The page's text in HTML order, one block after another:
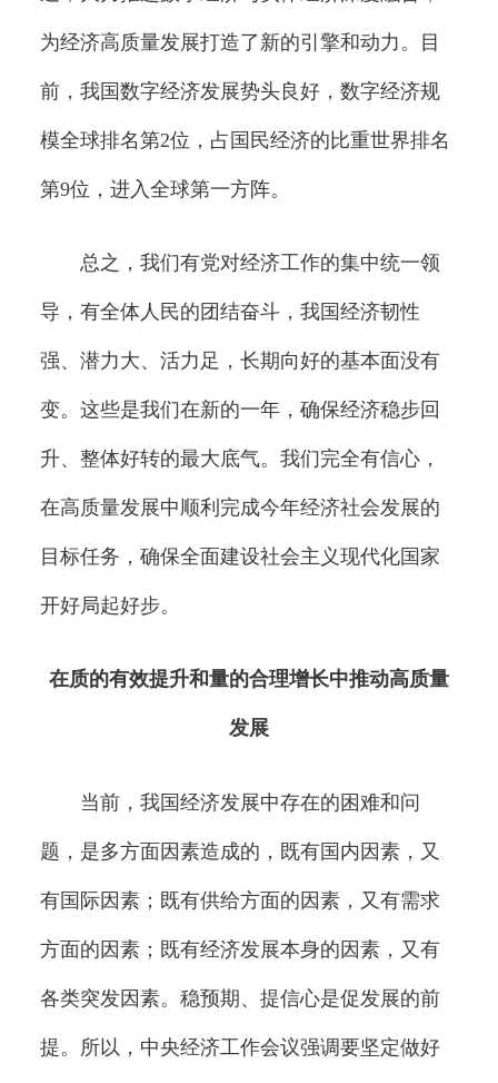
为经济高质量发展打造了新的引擎和动力。目
前，我国数字经济发展势头良好，数字经济规
模全球排名第2位，占国民经济的比重世界排名
第9位，进入全球第一方阵。
总之，我们有党对经济工作的集中统一领
导，有全体人民的团结奋斗，我国经济韧性
强、潜力大、活力足，长期向好的基本面没有
变。这些是我们在新的一年，确保经济稳步回
升、整体好转的最大底气。我们完全有信心，
在高质量发展中顺利完成今年经济社会发展的
目标任务，确保全面建设社会主义现代化国家
开好局起好步。
在质的有效提升和量的合理增长中推动高质量
发展
当前，我国经济发展中存在的困难和问
题，是多方面因素造成的，既有国内因素，又
有国际因素；既有供给方面的因素，又有需求
方面的因素；既有经济发展本身的因素，又有
各类突发因素。稳预期、提信心是促发展的前
提。所以，中央经济工作会议强调要坚定做好